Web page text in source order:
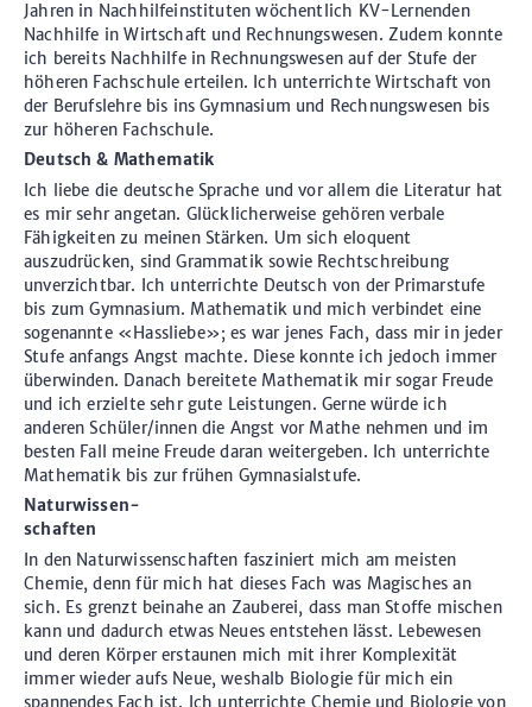
Jahren in Nachhilfeinstituten wöchentlich KV-Lernenden
Nachhilfe in Wirtschaft und Rechnungswesen. Zudem konnte
ich bereits Nachhilfe in Rechnungswesen auf der Stufe der
höheren Fachschule erteilen. Ich unterrichte Wirtschaft von
der Berufslehre bis ins Gymnasium und Rechnungswesen bis
zur höheren Fachschule.
Deutsch & Mathematik
Ich liebe die deutsche Sprache und vor allem die Literatur hat
es mir sehr angetan. Glücklicherweise gehören verbale
Fähigkeiten zu meinen Stärken. Um sich eloquent
auszudrücken, sind Grammatik sowie Rechtschreibung
unverzichtbar. Ich unterrichte Deutsch von der Primarstufe
bis zum Gymnasium. Mathematik und mich verbindet eine
sogenannte «Hassliebe»; es war jenes Fach, dass mir in jeder
Stufe anfangs Angst machte. Diese konnte ich jedoch immer
überwinden. Danach bereitete Mathematik mir sogar Freude
und ich erzielte sehr gute Leistungen. Gerne würde ich
anderen Schüler/innen die Angst vor Mathe nehmen und im
besten Fall meine Freude daran weitergeben. Ich unterrichte
Mathematik bis zur frühen Gymnasialstufe.
Naturwissen-
schaften
In den Naturwissenschaften fasziniert mich am meisten
Chemie, denn für mich hat dieses Fach was Magisches an
sich. Es grenzt beinahe an Zauberei, dass man Stoffe mischen
kann und dadurch etwas Neues entstehen lässt. Lebewesen
und deren Körper erstaunen mich mit ihrer Komplexität
immer wieder aufs Neue, weshalb Biologie für mich ein
spannendes Fach ist. Ich unterrichte Chemie und Biologie von